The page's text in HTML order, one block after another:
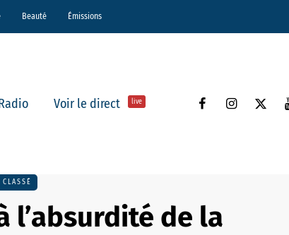
Beauté Émissions
Voir le direct live
CLASSÉ
l’absurdité de la